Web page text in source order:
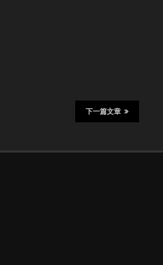
下一篇文章